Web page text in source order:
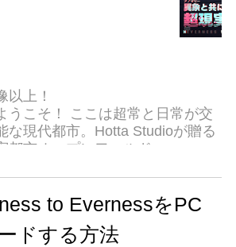
以上！
うこそ！ ここは超常と日常が交
な現代都市。Hotta Studioが贈る
都市オープンワールド
ン」のメンバーに！街の人々か
こなしながら、異能を持つ個性
都市の謎を解き明かしていく。
to EvernessをPC
ドする方法